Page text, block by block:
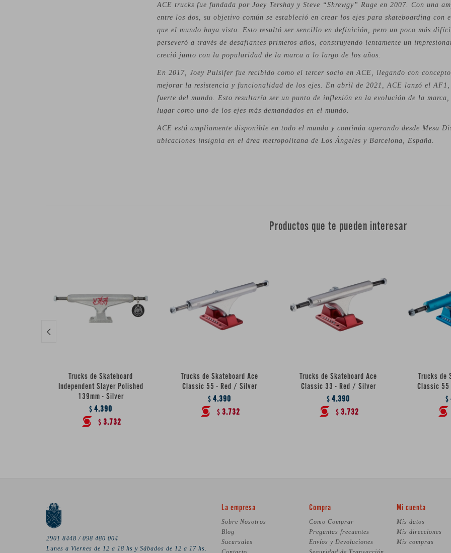
ACE trucks fue fundada por Joey Tershay y Steve “Shrewgy” Ruge en 2007. Con una
entre los dos, su objetivo común se estableció en crear los ejes para skateboarding con
que el mundo haya visto. Esto resultó ser sencillo en definición, pero un poco más
perseveró a través de desafiantes primeros años, construyendo lentamente un
creció junto con la popularidad de la marca a lo largo de los años.
En 2017, Joey Pulsifer fue recibido como el tercer socio en ACE, llegando con
mejorar la resistencia y funcionalidad de los ejes. En abril de 2021, ACE lanzó el
fuerte del mundo. Esto resultaría ser un punto de inflexión en la evolución de la marca,
lugar como uno de los ejes más demandados en el mundo.
ACE está ampliamente disponible en todo el mundo y continúa operando desde Mesa
ubicaciones insignia en el área metropolitana de Los Ángeles y Barcelona, España.
Productos que te pueden interesar
Trucks de Skateboard
Independent Slayer Polished
139mm - Silver
$ 4.390
$ 3.732
Trucks de Skateboard Ace
Classic 55 - Red / Silver
$ 4.390
$ 3.732
Trucks de Skateboard Ace
Classic 33 - Red / Silver
$ 4.390
$ 3.732
Trucks de
Classic 55
$

2901 8448 / 098 480 004
Lunes a Viernes de 12 a 18 hs y Sábados de 12 a 17 hs.
La empresa
Sobre Nosotros
Blog
Sucursales
Compra
Como Comprar
Preguntas frecuentes
Envíos y Devoluciones
Mi cuenta
Mis datos
Mis direcciones
Mis compras